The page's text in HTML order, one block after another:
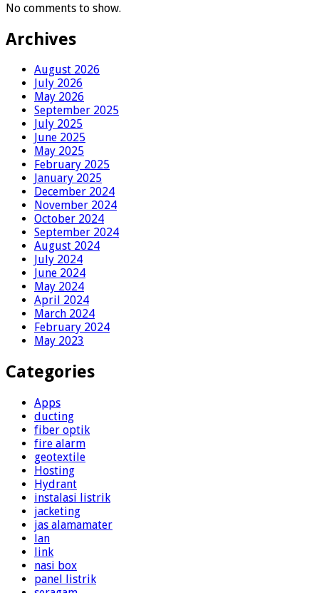
No comments to show.
Archives
August 2026
July 2026
May 2026
September 2025
July 2025
June 2025
May 2025
February 2025
January 2025
December 2024
November 2024
October 2024
September 2024
August 2024
July 2024
June 2024
May 2024
April 2024
March 2024
February 2024
May 2023
Categories
Apps
ducting
fiber optik
fire alarm
geotextile
Hosting
Hydrant
instalasi listrik
jacketing
jas alamamater
lan
link
nasi box
panel listrik